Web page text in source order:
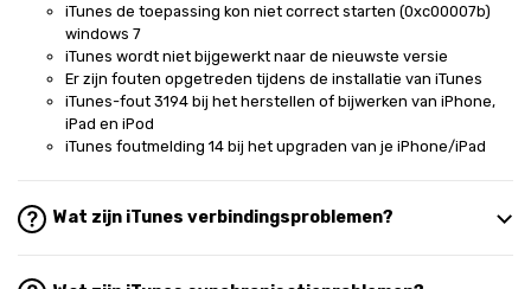
iTunes de toepassing kon niet correct starten (0xc00007b)
windows 7
iTunes wordt niet bijgewerkt naar de nieuwste versie
Er zijn fouten opgetreden tijdens de installatie van iTunes
iTunes-fout 3194 bij het herstellen of bijwerken van iPhone,
iPad en iPod
iTunes foutmelding 14 bij het upgraden van je iPhone/iPad
Wat zijn iTunes verbindingsproblemen?